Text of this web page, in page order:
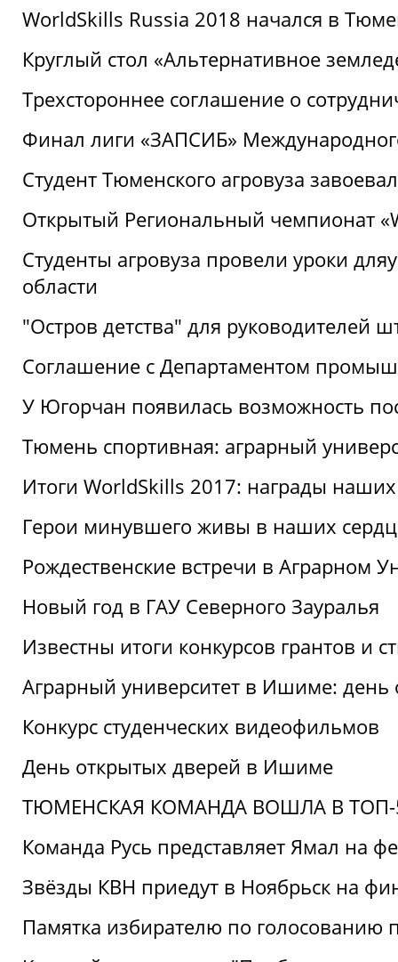
WorldSkills Russia 2018 начался в
Круглый стол «Альтернативное
Трехстороннее соглашение о
Финал лиги «ЗАПСИБ»
Студент Тюменского агровуза
Открытый Региональный чемпионат
Студенты агровуза провели уроки
области
"Остров детства" для руководителей
Соглашение с Департаментом
У Югорчан появилась возможность
Тюмень спортивная: аграрный
Итоги WorldSkills 2017: награды наших
Герои минувшего живы в наших
Рождественские встречи в Аграрном
Новый год в ГАУ Северного Зауралья
Известны итоги конкурсов грантов и
Аграрный университет в Ишиме: день
Конкурс студенческих видеофильмов
День открытых дверей в Ишиме
ТЮМЕНСКАЯ КОМАНДА ВОШЛА В ТОП-
Команда Русь представляет Ямал на
Звёзды КВН приедут в Ноябрьск на
Памятка избирателю по голосованию